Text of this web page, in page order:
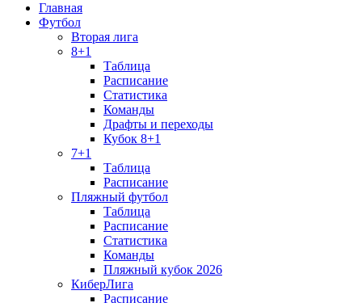
Главная
Футбол
Вторая лига
8+1
Таблица
Расписание
Статистика
Команды
Драфты и переходы
Кубок 8+1
7+1
Таблица
Расписание
Пляжный футбол
Таблица
Расписание
Статистика
Команды
Пляжный кубок 2026
КиберЛига
Расписание